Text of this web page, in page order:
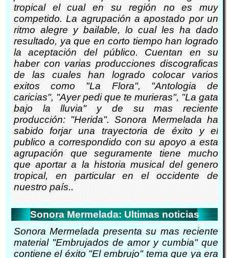
tropical el cual en su región no es muy
competido. La agrupación a apostado por un
ritmo alegre y bailable, lo cual les ha dado
resultado, ya que en corto tiempo han logrado
la aceptación del público. Cuentan en su
haber con varias producciones discograficas
de las cuales han logrado colocar varios
exitos como "La Flora", "Antologia de
caricias", "Ayer pedi que te murieras", "La gata
bajo la lluvia" y de su mas reciente
producción: "Herida". Sonora Mermelada ha
sabido forjar una trayectoria de éxito y el
publico a correspondido con su apoyo a esta
agrupación que seguramente tiene mucho
que aportar a la historia musical del genero
tropical, en particular en el occidente de
nuestro país..
Sonora Mermelada: Ultimas noticias
Sonora Mermelada presenta su mas reciente
material "Embrujados de amor y cumbia" que
contiene el éxito "El embrujo" tema que ya era